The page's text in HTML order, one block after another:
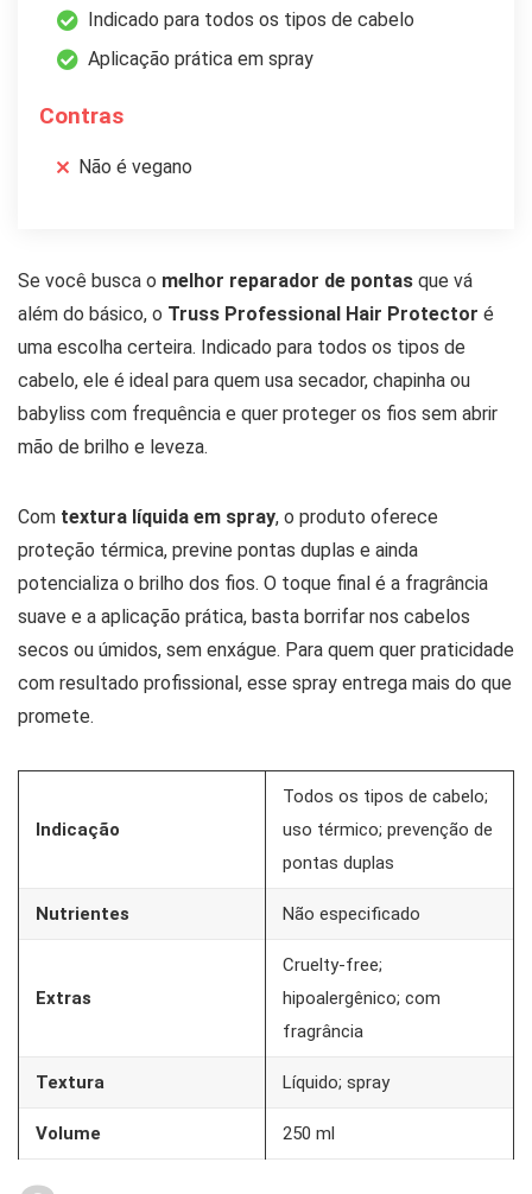
Indicado para todos os tipos de cabelo
Aplicação prática em spray
Contras
Não é vegano
Se você busca o melhor reparador de pontas que vá
além do básico, o Truss Professional Hair Protector é
uma escolha certeira. Indicado para todos os tipos de
cabelo, ele é ideal para quem usa secador, chapinha ou
babyliss com frequência e quer proteger os fios sem abrir
mão de brilho e leveza.
Com textura líquida em spray, o produto oferece
proteção térmica, previne pontas duplas e ainda
potencializa o brilho dos fios. O toque final é a fragrância
suave e a aplicação prática, basta borrifar nos cabelos
secos ou úmidos, sem enxágue. Para quem quer praticidade
com resultado profissional, esse spray entrega mais do que
promete.
Indicação
Todos os tipos de cabelo;
uso térmico; prevenção de
pontas duplas
Nutrientes Não especificado
Extras
Cruelty-free;
hipoalergênico; com
fragrância
Textura Líquido; spray
Volume 250 ml